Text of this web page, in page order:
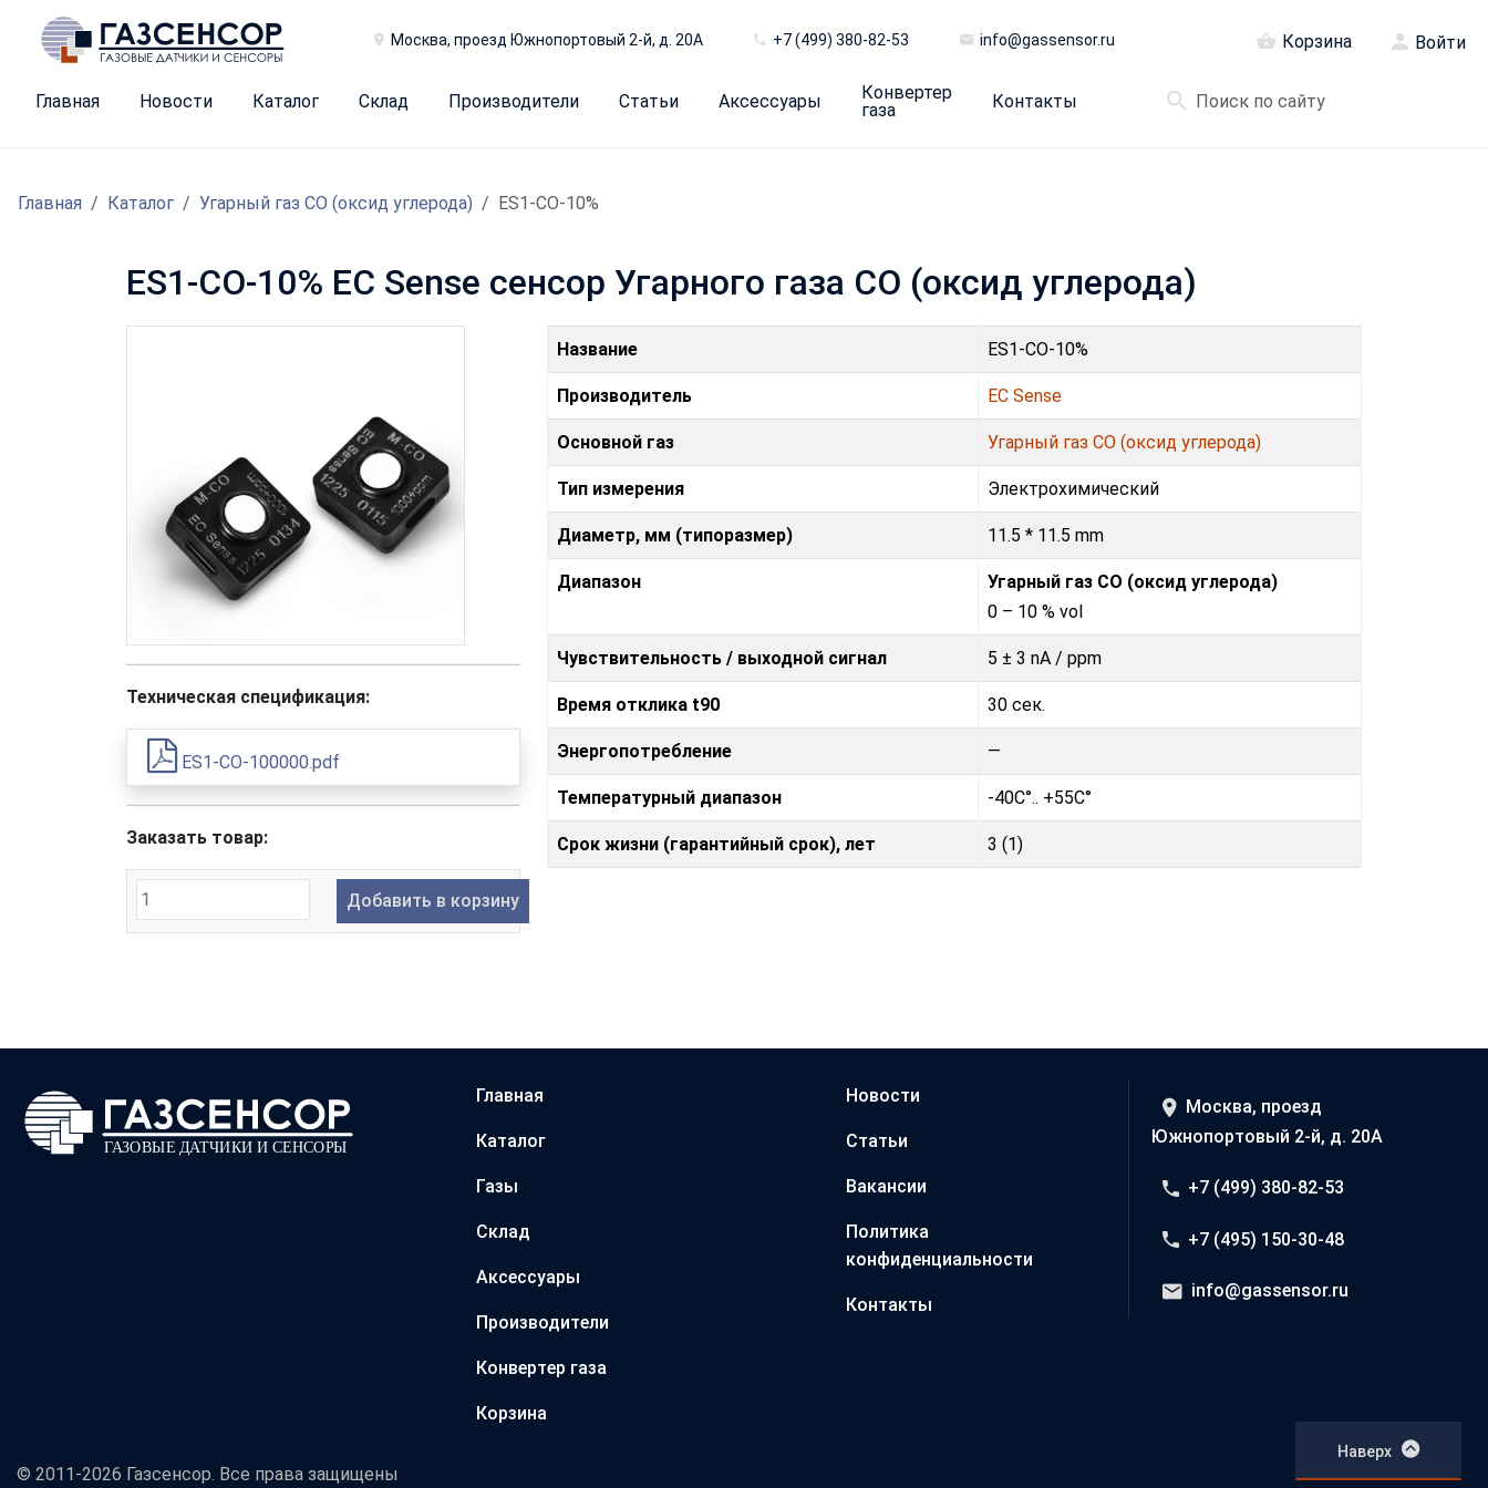
Москва, проезд Южнопортовый 2-й, д. 20А +7 (499) 380-82-53 info@gassensor.ru Корзина Войти
Главная Новости Каталог Склад Производители Статьи Аксессуары
Конвертер
газа
Контакты
Главная Каталог Угарный газ CO (оксид углерода) ES1-CO-10%
ES1-CO-10% EC Sense сенсор Угарного газа CO (оксид углерода)
Техническая спецификация:
ES1-CO-100000.pdf
Заказать товар:
Добавить в корзину
Название ES1-CO-10%
Производитель EC Sense
Основной газ Угарный газ CO (оксид углерода)
Тип измерения Электрохимический
Диаметр, мм (типоразмер) 11.5 * 11.5 mm
Диапазон
Угарный газ CO (оксид углерода)
0 – 10 % vol
Чувствительность / выходной сигнал 5 ± 3 nA / ppm
Время отклика t90 30 сек.
Энергопотребление —
Температурный диапазон -40C°.. +55C°
Срок жизни (гарантийный срок), лет 3 (1)
Главная
Каталог
Газы
Склад
Аксессуары
Производители
Конвертер газа
Корзина
Новости
Статьи
Вакансии
Политика
конфиденциальности
Контакты
Москва, проезд
Южнопортовый 2-й, д. 20А
+7 (499) 380-82-53
+7 (495) 150-30-48
info@gassensor.ru
© 2011-2026 Газсенсор. Все права защищены
Наверх